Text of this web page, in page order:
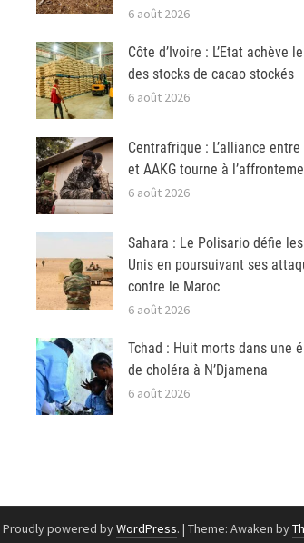
6 août 2026
Côte d’Ivoire : L’Etat achève
des stocks de cacao stockés
6 août 2026
Centrafrique : L’alliance
et AAKG tourne à
6 août 2026
Sahara : Le Polisario défie
Unis en poursuivant ses
contre le Maroc
6 août 2026
Tchad : Huit morts dans une
de choléra à N’Djamena
6 août 2026
Proudly powered byWordPress. | Theme: Awaken by